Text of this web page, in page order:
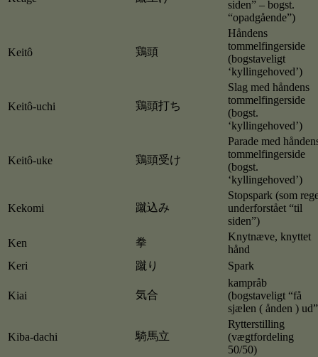
siden” – bogst.
“opadgående”)
Keitô 鶏頭
Håndens
tommelfingerside
(bogstaveligt
‘kyllingehoved’)
Keitô-uchi 鶏頭打ち
Slag med håndens
tommelfingerside
(bogst.
‘kyllingehoved’)
Keitô-uke 鶏頭受け
Parade med
tommelfingerside
(bogst.
‘kyllingehoved’)
Kekomi 蹴込み
Stopspark (som
underforstået “til
siden”)
Ken
拳
Knytnæve, knyttet
hånd
Keri
蹴り Spark
Kiai 気合
kampråb
(bogstaveligt “få
sjælen ( ånden )
Kiba-dachi 騎馬立
Rytterstilling
(vægtfordeling
50/50)